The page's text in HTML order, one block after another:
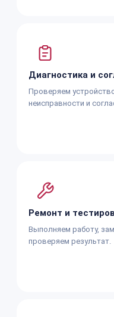
Диагностика и
Проверяем
неисправности и
Ремонт и
Выполняем работу,
проверяем результат.